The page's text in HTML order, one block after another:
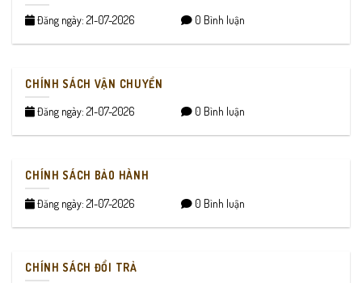
Đăng ngày: 21-07-2026 0 Bình luận
CHÍNH SÁCH VẬN CHUYỂN
Đăng ngày: 21-07-2026 0 Bình luận
CHÍNH SÁCH BẢO HÀNH
Đăng ngày: 21-07-2026 0 Bình luận
CHÍNH SÁCH ĐỔI TRẢ